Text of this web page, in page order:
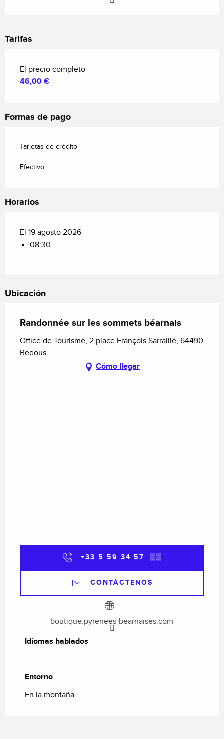
Tarifas
El precio completo
46,00 €
Formas de pago
Tarjetas de crédito
Efectivo
Horarios
El 19 agosto 2026
08:30
Ubicación
Randonnée sur les sommets béarnais
Office de Tourisme, 2 place François Sarraillé, 64490
Bedous
Cómo llegar
+33 5 59 34 57 ▒▒
CONTÁCTENOS
boutique.pyrenees-bearnaises.com
Idiomas hablados
Idiomas hablados
Entorno
Entorno
En la montaña